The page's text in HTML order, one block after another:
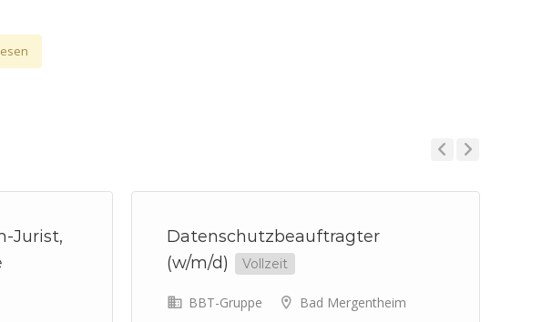
Jurist,
Datenschutzbeauftragter
(w/m/d)
Vollzeit
BBT-Gruppe Bad Mergentheim